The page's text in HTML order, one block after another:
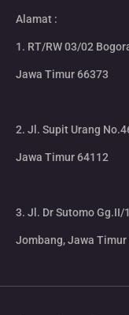
Alamat :
1. RT/RW 03/02
Jawa Timur 66373
2. Jl. Supit Urang
Jawa Timur 64112
3. Jl. Dr Sutomo
Jombang, Jawa Timur